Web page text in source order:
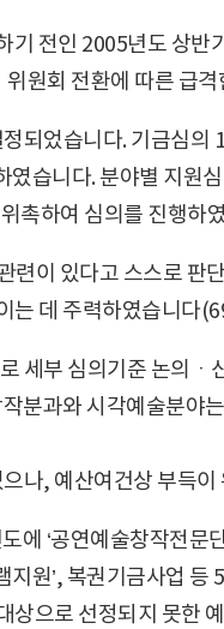
전인 2005년도 상
원회 전환에 따른 급
되었습니다. 기금심
습니다. 분야별 지
촉하여 심의를 진행하
련이 있다고 스스로 판
데 주력하였습니다
세부 심의기준 논의
분과와 시각예술분야
나, 예산여건상 부득
에 ‘공연예술창작전
원’, 복권기금사업
상으로 선정되지 못한